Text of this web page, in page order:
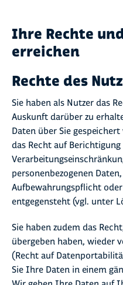
Ihre Rechte
erreichen
Rechte des
Sie haben als Nutzer das
Auskunft darüber zu
Daten über Sie
das Recht auf
personenbezogenen
Aufbewahrungspflicht
entgegensteht (vgl. unter
Sie haben zudem das
übergeben haben, wieder
(Recht auf
Sie Ihre Daten in einem